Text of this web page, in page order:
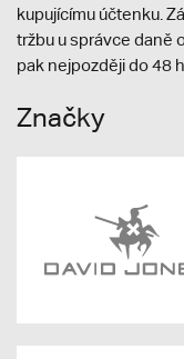
kupujícímu účtenku.
tržbu u správce daně
pak nejpozději do 48
Značky